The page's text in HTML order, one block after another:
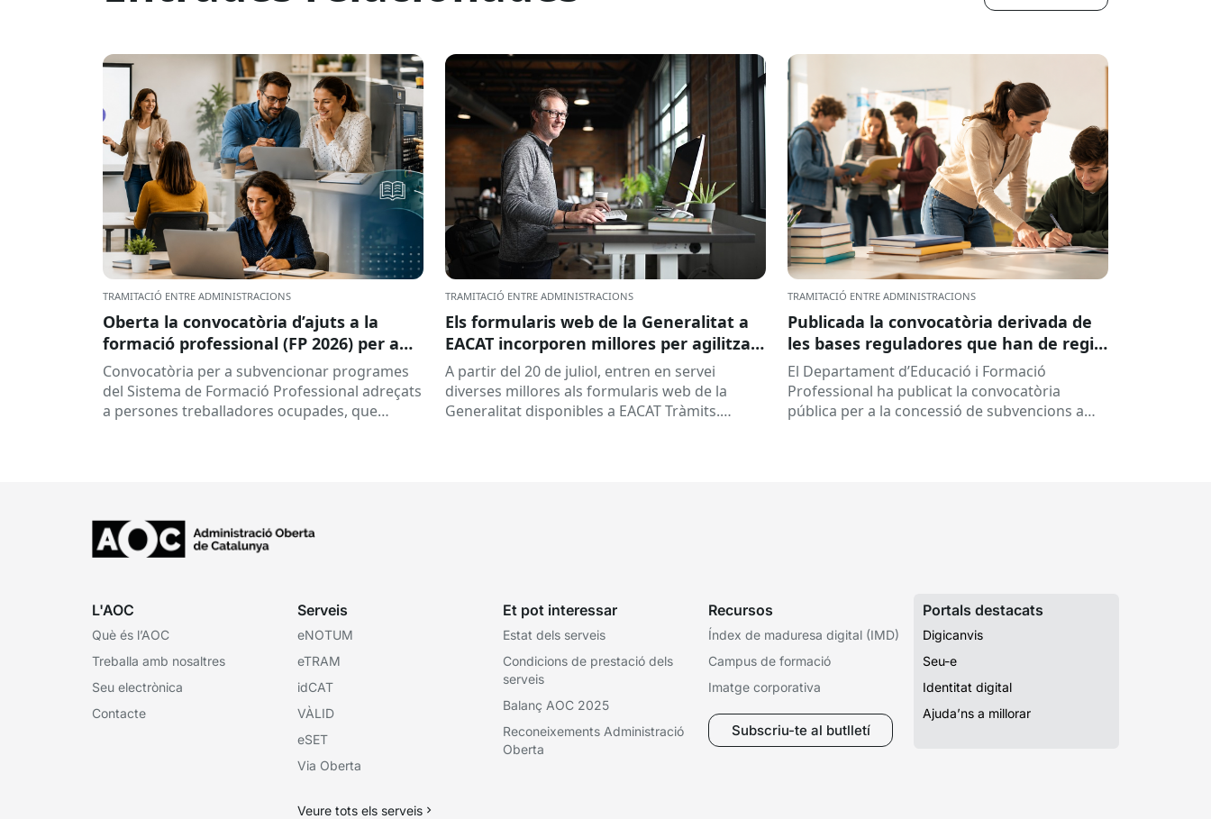
TRAMITACIÓ ENTRE ADMINISTRACIONS
Oberta la convocatòria d’ajuts a la
formació professional (FP 2026) per a
persones treballadores ocupades
Convocatòria per a subvencionar programes
del Sistema de Formació Professional adreçats
a persones treballadores ocupades, que
TRAMITACIÓ ENTRE ADMINISTRACIONS
Els formularis web de la Generalitat a
EACAT incorporen millores per agilitzar
la tramitació
A partir del 20 de juliol, entren en servei
diverses millores als formularis web de la
Generalitat disponibles a EACAT Tràmits.
TRAMITACIÓ ENTRE ADMINISTRACIONS
Publicada la convocatòria derivada de
les bases reguladores que han de regir
la concessió de subvencions a centres
educatius, per al desenvolupament de
programes de formació i inserció,
El Departament d’Educació i Formació
Professional ha publicat la convocatòria
pública per a la concessió de subvencions a
L'AOC
Què és l’AOC
Treballa amb nosaltres
Seu electrònica
Contacte
Serveis
eNOTUM
eTRAM
idCAT
VÀLID
eSET
Via Oberta
Veure tots els serveis
Et pot interessar
Estat dels serveis
Condicions de prestació dels
serveis
Balanç AOC 2025
Reconeixements Administració
Oberta
Recursos
Índex de maduresa digital (IMD)
Campus de formació
Imatge corporativa
Subscriu-te al butlletí
Portals destacats
Digicanvis
Seu-e
Identitat digital
Ajuda’ns a millorar